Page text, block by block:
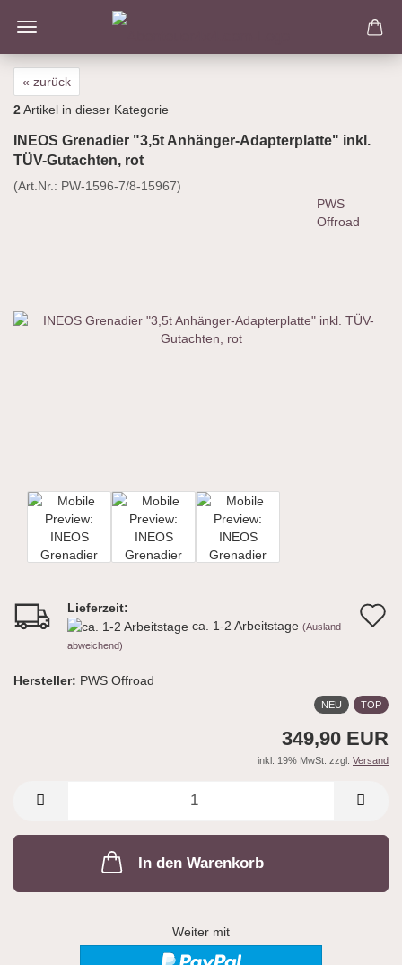
« zurück
2Artikel in dieser Kategorie
INEOS Grenadier "3,5t Anhänger-Adapterplatte" inkl.
TÜV-Gutachten, rot
(Art.Nr.: PW-1596-7/8-15967)
PWS
Offroad
Lieferzeit:
ca. 1-2 Arbeitstage (Ausland
abweichend)
Hersteller: PWS Offroad
NEU TOP
349,90 EUR
inkl. 19% MwSt. zzgl. Versand
In den Warenkorb
Weiter mit